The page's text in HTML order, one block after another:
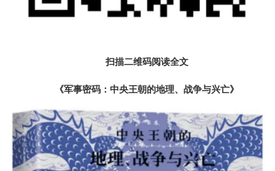
扫描二维码阅读全文
《军事密码：中央王朝的地理、战争与兴亡》